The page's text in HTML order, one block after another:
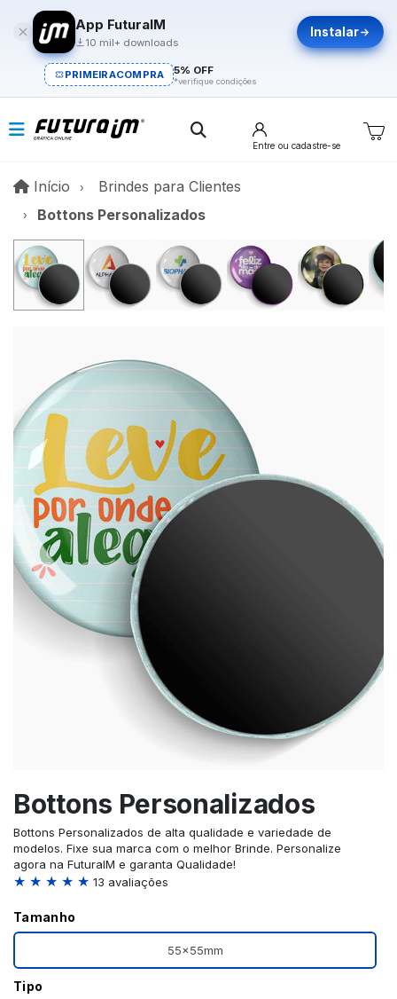
App FuturaIM
10 mil+ downloads
Instalar
PRIMEIRACOMPRA 5% OFF
*verifique condições
Entre ou cadastre-se
Início InícioBrindes para Clientes
Bottons Personalizados
Bottons Personalizados
Bottons Personalizados de alta qualidade e variedade de
modelos. Fixe sua marca com o melhor Brinde. Personalize
agora na FuturaIM e garanta Qualidade!
★ ★ ★ ★ ★ 13 avaliações
Tamanho
55x55mm
Tipo